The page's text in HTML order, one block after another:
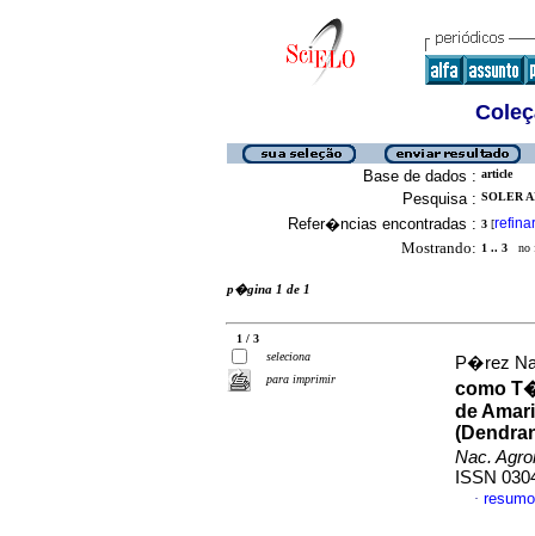
Base de dados : article
Pesquisa : SOLER
Refer�ncias encontradas : 3 [refinar
Mostrando: 1 .. 3 no
p�gina 1 de 1
1 / 3
seleciona
para imprimir
P�rez
como
de
Nac.
ISSN
·